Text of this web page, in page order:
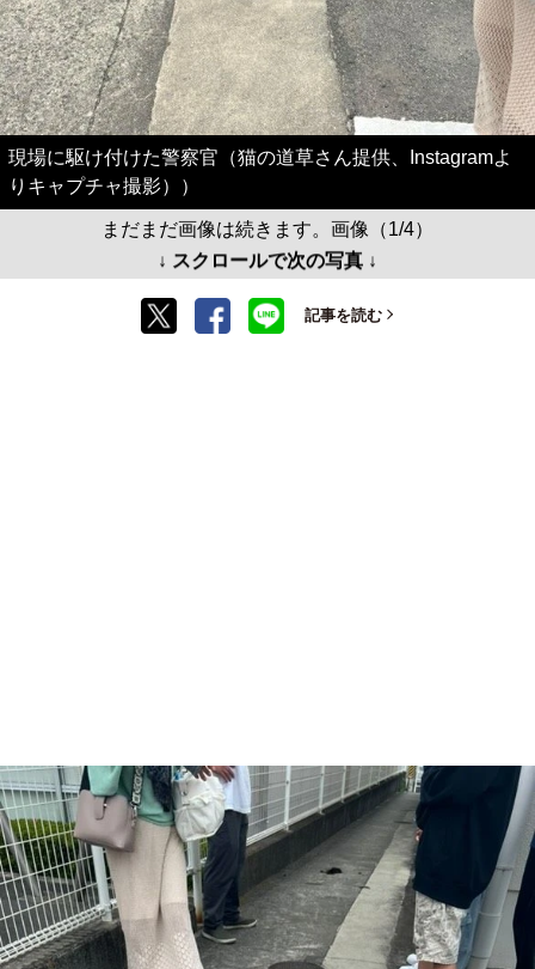
現場に駆け付けた警察官（猫の道草さん提供、Instagramよ
りキャプチャ撮影））
まだまだ画像は続きます。画像（1/4）
↓ スクロールで次の写真 ↓
記事を読む